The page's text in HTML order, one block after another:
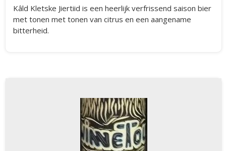
Kâld Kletske Jiertiid is een heerlijk verfrissend saison bier
met tonen met tonen van citrus en een aangename
bitterheid.